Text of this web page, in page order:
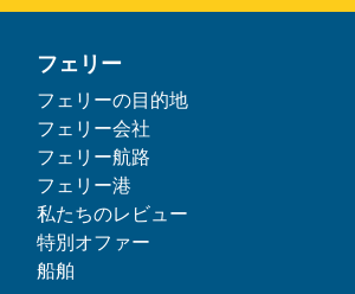
フェリー
フェリーの目的地
フェリー会社
フェリー航路
フェリー港
私たちのレビュー
特別オファー
船舶